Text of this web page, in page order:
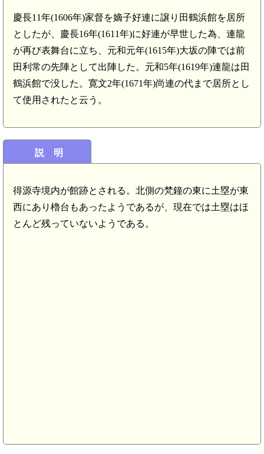
慶長11年(1606年)家督を嫡子好連に譲り田鶴浜館を居所
としたが、慶長16年(1611年)に好連が早世した為、連龍
が再び表舞台に立ち、元和元年(1615年)大坂の陣では前
田利常の先陣として出陣した。元和5年(1619年)連龍は田
鶴浜館で没した。寛文2年(1671年)尚連の代まで居所とし
て使用されたと云う。
説 明
得源寺境内が館跡とされる。北側の梵鐘の東に土塁が東
西にあり櫓台もあったようであるが、現在では土塁はほ
とんど残っていないようである。